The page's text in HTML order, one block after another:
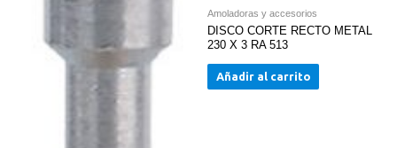
Amoladoras y accesorios
DISCO CORTE RECTO METAL
230 X 3 RA 513
Añadir al carrito